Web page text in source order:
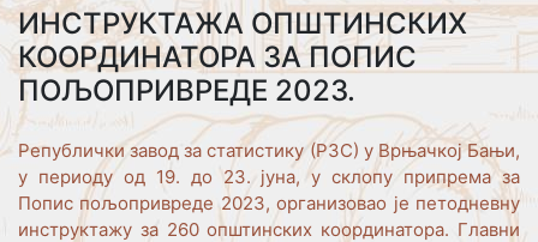
ИНСТРУКТАЖА ОПШТИНСКИХ
КООРДИНАТОРА ЗА ПОПИС
ПОЉОПРИВРЕДЕ 2023.
Републички завод за статистику (РЗС) у Врњачкој Бањи,
у периоду од 19. до 23. јуна, у склопу припрема за
Попис пољопривреде 2023, организовао је петодневну
инструктажу за 260 општинских координатора. Главни